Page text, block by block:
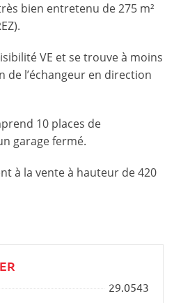
bien entretenu de 275 m²
VE et se trouve à moins
de l’échangeur en direction
10 places de
garage fermé.
à la vente à hauteur de 420
29.0543